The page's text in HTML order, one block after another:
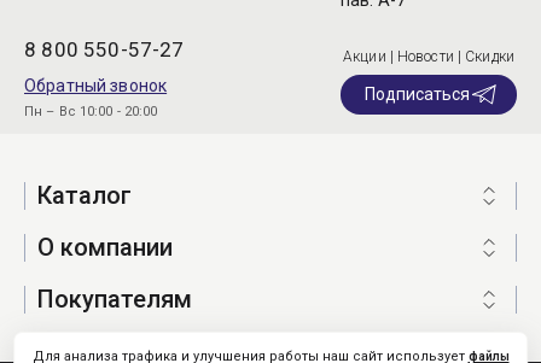
8 800 550-57-27
Обратный звонок
Пн – Вс 10:00 - 20:00
Акции | Новости | Скидки
Подписаться
Каталог
О компании
Покупателям
Для анализа трафика и улучшения работы наш сайт использует файлы